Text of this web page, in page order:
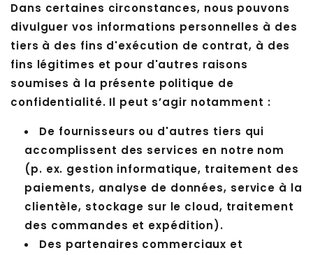
Dans certaines circonstances, nous pouvons
divulguer vos informations personnelles à des
tiers à des fins d'exécution de contrat, à des
fins légitimes et pour d'autres raisons
soumises à la présente politique de
confidentialité. Il peut s’agir notamment :
De fournisseurs ou d'autres tiers qui
accomplissent des services en notre nom
(p. ex. gestion informatique, traitement des
paiements, analyse de données, service à la
clientèle, stockage sur le cloud, traitement
des commandes et expédition).
Des partenaires commerciaux et